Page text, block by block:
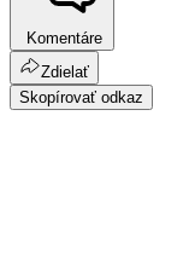
Komentáre
Zdielať
Skopírovať odkaz